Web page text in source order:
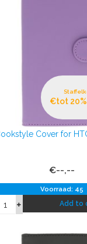
€tot
Cover for
€--,--
Voorraad: 45
Add to